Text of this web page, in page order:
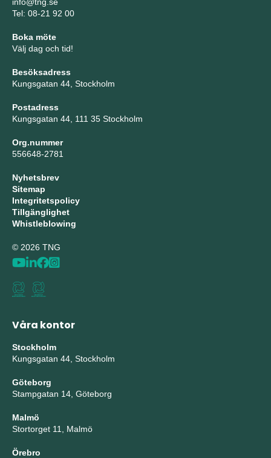
Tel: 08-21 92 00
Boka möte
Välj dag och tid!
Besöksadress
Kungsgatan 44, Stockholm
Postadress
Kungsgatan 44, 111 35 Stockholm
Org.nummer
556648-2781
Nyhetsbrev
Sitemap
Integritetspolicy
Tillgänglighet
Whistleblowing
© 2026 TNG
Våra kontor
Stockholm
Kungsgatan 44, Stockholm
Göteborg
Stampgatan 14, Göteborg
Malmö
Stortorget 11, Malmö
Örebro